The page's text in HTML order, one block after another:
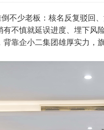
不少老板：核名反复驳回
不慎就延误进度、埋下风
背靠企小二集团雄厚实力，